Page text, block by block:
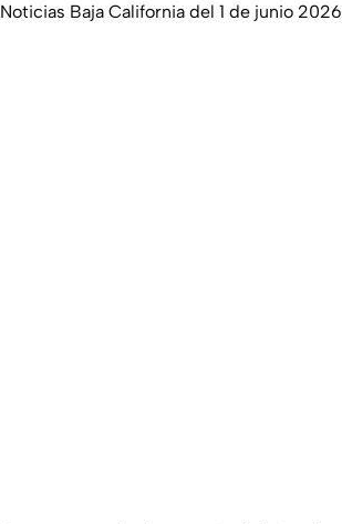
Noticias Baja California del 1 de junio 2026